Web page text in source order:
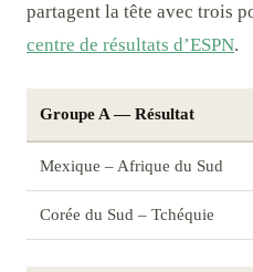
partagent la tête avec trois
centre de résultats d’ESPN.
Groupe A — Résultat
Mexique – Afrique du Sud
Corée du Sud – Tchéquie